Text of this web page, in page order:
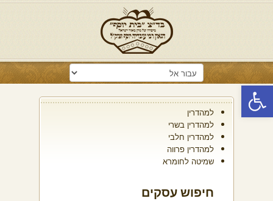
פתח סרגל נגישות
למהדרין
למהדרין בשרי
למהדרין חלבי
למהדרין פרווה
שמיטה לחומרא
חיפוש עסקים